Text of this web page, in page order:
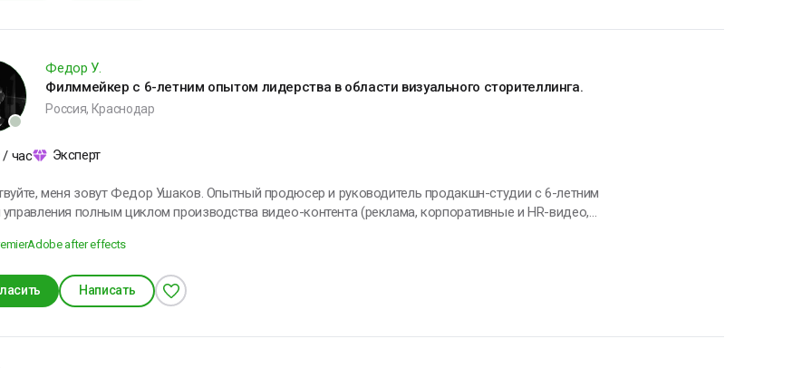
Федор У.
Филммейкер с 6-летним опытом лидерства в области визуального сторителлинга.
Россия, Краснодар
/ час Эксперт
Федор Ушаков. Опытный продюсер и руководитель продакшн-студии с 6-летним
полным циклом производства видео-контента (реклама, корпоративные и HR-видео,
- юношеское увлечение съемкой переросло в полноценную работу, которая приносит радость
Adobe after effects
Написать